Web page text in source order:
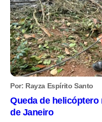
Por: Rayza Espírito Santo
Queda de
de Janeiro